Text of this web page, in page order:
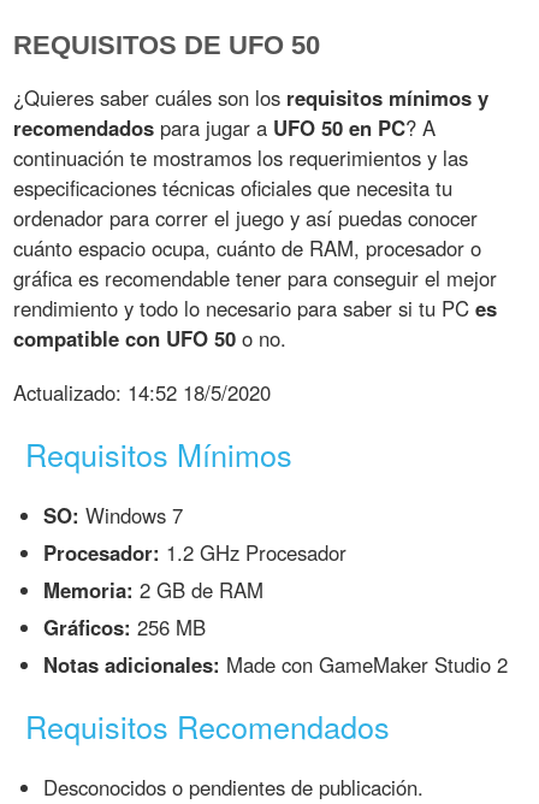
REQUISITOS DE UFO 50
¿Quieres saber cuáles son los requisitos mínimos y
recomendados para jugar a UFO 50 en PC? A
continuación te mostramos los requerimientos y las
especificaciones técnicas oficiales que necesita tu
ordenador para correr el juego y así puedas conocer
cuánto espacio ocupa, cuánto de RAM, procesador o
gráfica es recomendable tener para conseguir el mejor
rendimiento y todo lo necesario para saber si tu PCes
compatible con UFO 50 o no.
Actualizado: 14:52 18/5/2020
Requisitos Mínimos
SO: Windows 7
Procesador: 1.2 GHz Procesador
Memoria: 2 GB de RAM
Gráficos: 256 MB
Notas adicionales: Made con GameMaker Studio 2
Requisitos Recomendados
Desconocidos o pendientes de publicación.